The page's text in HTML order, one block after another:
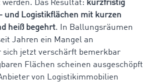
Das Resultat: kurzfristig
und Logistikflächen mit kurzen
heiß begehrt. In Ballungsräumen
Jahren ein Mangel an
sich jetzt verschärft bemerkbar
Flächen scheinen ausgeschöpft
von Logistikimmobilien